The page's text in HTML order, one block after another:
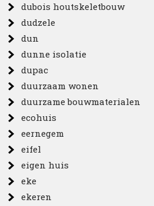
dubois houtskeletbouw
dudzele
dun
dunne isolatie
dupac
duurzaam wonen
duurzame bouwmaterialen
ecohuis
eernegem
eifel
eigen huis
eke
ekeren